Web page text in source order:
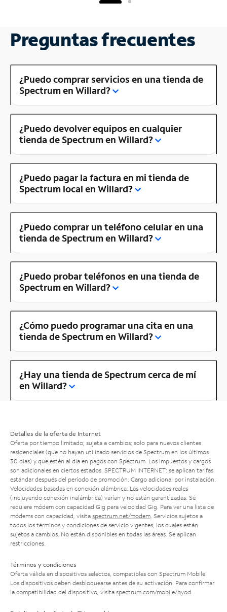
Preguntas frecuentes
¿Puedo comprar servicios en una tienda de
Spectrum en Willard?
¿Puedo devolver equipos en cualquier
tienda de Spectrum en Willard?
¿Puedo pagar la factura en mi tienda de
Spectrum local en Willard?
¿Puedo comprar un teléfono celular en una
tienda de Spectrum en Willard?
¿Puedo probar teléfonos en una tienda de
Spectrum en Willard?
¿Cómo puedo programar una cita en una
tienda de Spectrum en Willard?
¿Hay una tienda de Spectrum cerca de mí
en Willard?
Detalles de la oferta de Internet
Oferta por tiempo limitado; sujeta a cambios; solo para nuevos clientes
residenciales (que no hayan utilizado servicios de Spectrum en los últimos
30 días) y que estén al día en pagos con Spectrum. Los impuestos y cargos
son adicionales en ciertos estados. SPECTRUM INTERNET: se aplican tarifas
estándar después del período de promoción. Cargo adicional por instalación.
Velocidades basadas en conexión alámbrica. Las velocidades reales
(incluyendo conexión inalámbrica) varían y no están garantizadas. Se
requiere módem con capacidad Gig para velocidad Gig. Para ver una lista de
módems con capacidad, visita spectrum.net/modem . Servicios sujetos a
todos los términos y condiciones de servicio vigentes, los cuales están
sujetos a cambios. No están disponibles en todas las áreas. Se aplican
restricciones.
Términos y condiciones
Oferta válida en dispositivos selectos, compatibles con Spectrum Mobile.
Los dispositivos deben desbloquearse antes de su activación. Para confirmar
la compatibilidad del dispositivo, visita spectrum.com/mobile/byod